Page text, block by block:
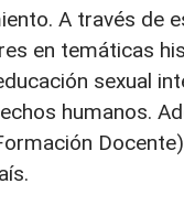
A través de
en temáticas
sexual
humanos.